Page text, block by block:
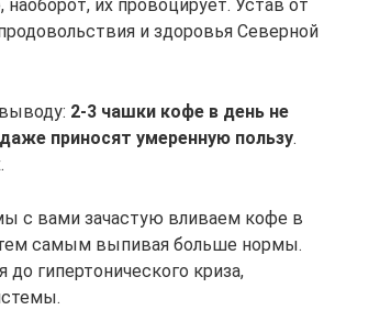
их провоцирует. Устав от
и здоровья Северной
2-3 чашки кофе в день не
приносят умеренную пользу.
с вами зачастую вливаем кофе в
самым выпивая больше нормы.
гипертонического криза,